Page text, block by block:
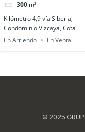
300 m²
Kilómetro 4,9 vía Siberia,
Condominio Vizcaya, Cota
En Arriendo
En Venta
© 2025